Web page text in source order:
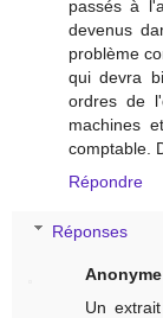
passés à
devenus
problème
qui devra
ordres de
machines
comptable.
Répondre
Réponses
Anonyme
Un